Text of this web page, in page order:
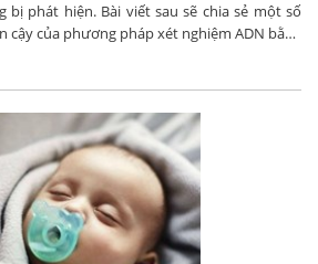
bị phát hiện. Bài viết sau sẽ chia sẻ một số
của phương pháp xét nghiệm ADN bằng
tìm hiểu bạn nhé!